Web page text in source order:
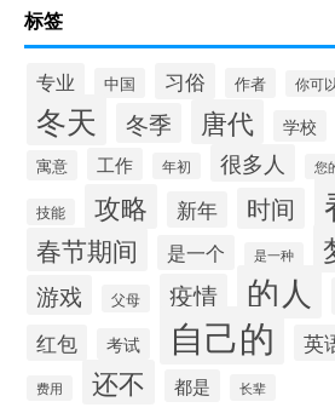
标签
专业 中国 习俗 作者 你可以
冬天 冬季 唐代 学校
寓意 工作 年初 很多人 您
技能 攻略 新年 时间
春节期间 是一个 是一种
游戏 父母 疫情 的人
红包 考试 自己的 英
费用 还不 都是 长辈